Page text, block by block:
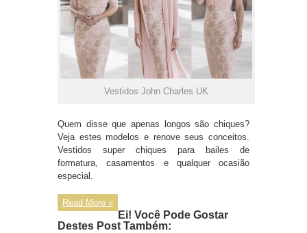
Vestidos John Charles UK
Quem disse que apenas longos são chiques?
Veja estes modelos e renove seus conceitos.
Vestidos super chiques para bailes de
formatura, casamentos e qualquer ocasião
especial.
Read More »
Ei! Você Pode Gostar
Destes Post Também: